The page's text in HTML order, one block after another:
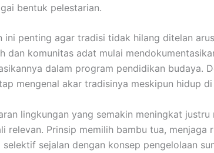
bentuk pelestarian.
ini penting agar tradisi tidak hilang ditelan
dan komunitas adat mulai
dalam program pendidikan budaya.
mengenal akar tradisinya meskipun hidup
lingkungan yang semakin meningkat
relevan. Prinsip memilih bambu tua, menjaga
selektif sejalan dengan konsep pengelolaan